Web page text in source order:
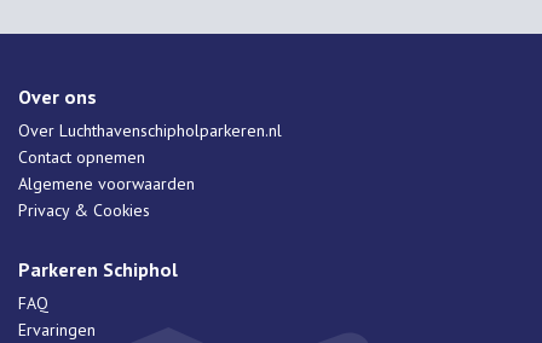
Over ons
Over Luchthavenschipholparkeren.nl
Contact opnemen
Algemene voorwaarden
Privacy & Cookies
Parkeren Schiphol
FAQ
Ervaringen